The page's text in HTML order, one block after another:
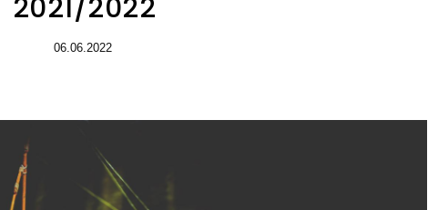
2021/2022
06.06.2022